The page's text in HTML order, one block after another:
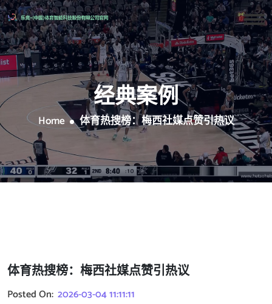
经典案例
Home 体育热搜榜：梅西社媒点赞引热议
体育热搜榜：梅西社媒点赞引热议
Posted On: 2026-03-04 11:11:11